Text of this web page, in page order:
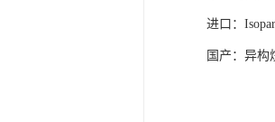
进口：
国产：异构